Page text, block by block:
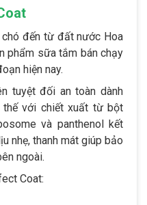
đến từ đất nước Hoa
phẩm sữa tắm bán chạy
hiện nay.
tuyệt đối an toàn dành
thế với chiết xuất từ bột
và panthenol kết
nhẹ, thanh mát giúp bảo
ngoài.
Coat: